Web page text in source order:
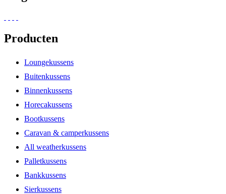
Producten
Loungekussens
Buitenkussens
Binnenkussens
Horecakussens
Bootkussens
Caravan & camperkussens
All weatherkussens
Palletkussens
Bankkussens
Sierkussens